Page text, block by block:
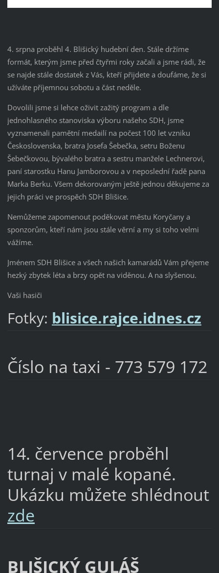
4. srpna proběhl 4. Blišický hudební den. Stále držíme
formát, kterým jsme před čtyřmi roky začali a jsme rádi, že
se najde stále dostatek z Vás, kteří přijdete a doufáme, že si
užíváte příjemnou sobotu a část neděle.
Dovolili jsme si lehce oživit zažitý program a dle
jednohlasného stanoviska výboru našeho SDH, jsme
vyznamenali pamětní medailí na počest 100 let vzniku
Československa, bratra Josefa Šebečka, setru Boženu
Šebečkovou, bývalého bratra a sestru manžele Lechnerovi,
paní starostku Hanu Jamborovou a v neposlední řadě pana
Marka Berku. Všem dekorovaným ještě jednou děkujeme za
jejich práci ve prospěch SDH Blišice.
Nemůžeme zapomenout poděkovat městu Koryčany a
sponzorům, kteří nám jsou stále věrní a my si toho velmi
vážíme.
Jménem SDH Blišice a všech našich kamarádů Vám přejeme
hezký zbytek léta a brzy opět na viděnou. A na slyšenou.
Vaši hasiči
Fotky: blisice.rajce.idnes.cz
Číslo na taxi - 773 579 172
14. července proběhl
turnaj v malé kopané.
Ukázku můžete shlédnout
zde
BLIŠICKÝ GULÁŠ